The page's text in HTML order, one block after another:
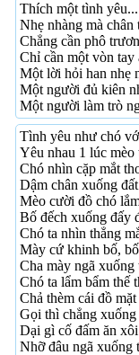
Thích một tình yêu...
Nhẹ nhàng mà chân
Chẳng cần phô
Chỉ cần một vòn tay
Một lời hỏi han nhẹ
Một người đủ kiên
Một người làm trò
Tình yêu như chó
Yêu nhau 1 lúc mèo
Chó nhìn cặp mắt
Dậm chân xuống
Mèo cười đồ chó
Bố đếch xuống đấy
Chó ta nhìn thẳng
Mày cứ khinh bố,
Cha mày ngã xuống
Chó ta lẩm bẩm thế
Chả thèm cái đồ
Gọi thì chẳng
Dại gì cố đấm ăn xôi
Nhỡ đâu ngã